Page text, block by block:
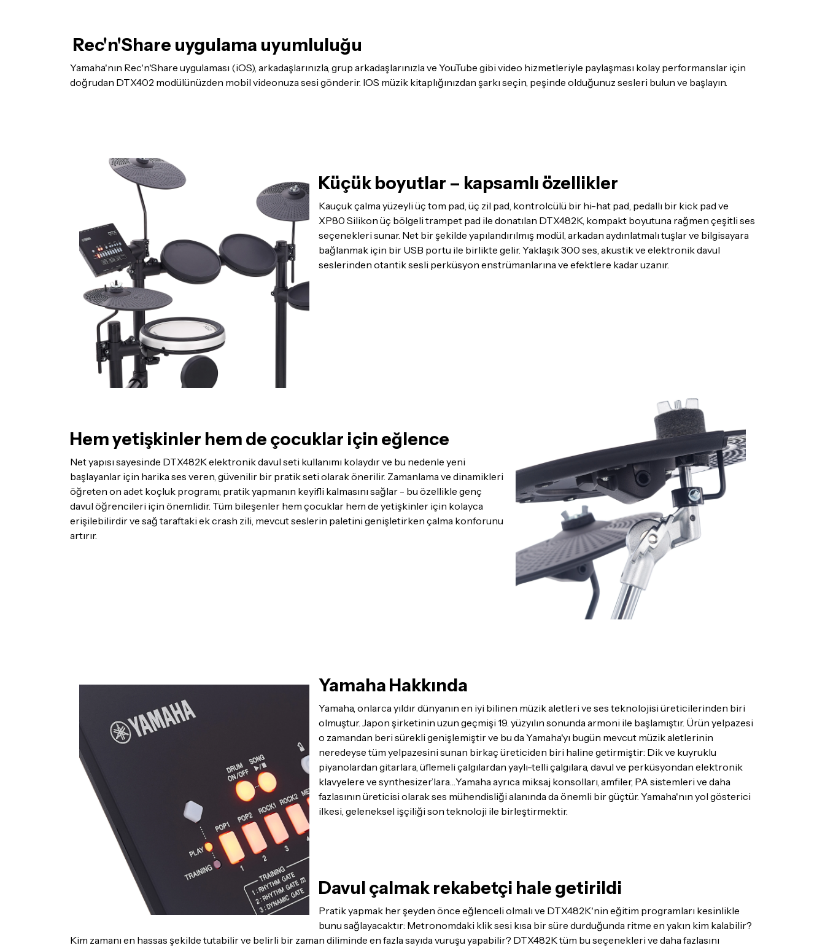
İade ve değişimi talep edilecek ürünün ticari vasfını yitirmemiş olması,
ambalajının korunmuş, aksesuar ve tüm ürün içeriğinin eksiksiz olması
Detaylar içintıklayınız
Rec'n'Share uygulama uyumluluğu
Yamaha'nın Rec'n'Share uygulaması (iOS), arkadaşlarınızla, grup arkadaşlarınızla ve YouTube gibi video hizmetleriyle paylaşması kolay performanslar için
doğrudan DTX402 modülünüzden mobil videonuza sesi gönderir. IOS müzik kitaplığınızdan şarkı seçin, peşinde olduğunuz sesleri bulun ve başlayın.
Küçük boyutlar – kapsamlı özellikler
Kauçuk çalma yüzeyli üç tom pad, üç zil pad, kontrolcülü bir hi-hat pad, pedallı bir kick pad ve
XP80 Silikon üç bölgeli trampet pad ile donatılan DTX482K, kompakt boyutuna rağmen çeşitli ses
seçenekleri sunar. Net bir şekilde yapılandırılmış modül, arkadan aydınlatmalı tuşlar ve bilgisayara
bağlanmak için bir USB portu ile birlikte gelir. Yaklaşık 300 ses, akustik ve elektronik davul
seslerinden otantik sesli perküsyon enstrümanlarına ve efektlere kadar uzanır.
Hem yetişkinler hem de çocuklar için eğlence
Net yapısı sayesinde DTX482K elektronik davul seti kullanımı kolaydır ve bu nedenle yeni
başlayanlar için harika ses veren, güvenilir bir pratik seti olarak önerilir. Zamanlama ve dinamikleri
öğreten on adet koçluk programı, pratik yapmanın keyifli kalmasını sağlar - bu özellikle genç
davul öğrencileri için önemlidir. Tüm bileşenler hem çocuklar hem de yetişkinler için kolayca
erişilebilirdir ve sağ taraftaki ek crash zili, mevcut seslerin paletini genişletirken çalma konforunu
artırır.
Yamaha Hakkında
Yamaha, onlarca yıldır dünyanın en iyi bilinen müzik aletleri ve ses teknolojisi üreticilerinden biri
olmuştur. Japon şirketinin uzun geçmişi 19. yüzyılın sonunda armoni ile başlamıştır. Ürün yelpazesi
o zamandan beri sürekli genişlemiştir ve bu da Yamaha'yı bugün mevcut müzik aletlerinin
neredeyse tüm yelpazesini sunan birkaç üreticiden biri haline getirmiştir: Dik ve kuyruklu
piyanolardan gitarlara, üflemeli çalgılardan yaylı-telli çalgılara, davul ve perküsyondan elektronik
klavyelere ve synthesizer’lara…Yamaha ayrıca miksaj konsolları, amfiler, PA sistemleri ve daha
fazlasının üreticisi olarak ses mühendisliği alanında da önemli bir güçtür. Yamaha'nın yol gösterici
ilkesi, geleneksel işçiliği son teknoloji ile birleştirmektir.
Davul çalmak rekabetçi hale getirildi
Pratik yapmak her şeyden önce eğlenceli olmalı ve DTX482K'nin eğitim programları kesinlikle
bunu sağlayacaktır: Metronomdaki klik sesi kısa bir süre durduğunda ritme en yakın kim kalabilir?
Kim zamanı en hassas şekilde tutabilir ve belirli bir zaman diliminde en fazla sayıda vuruşu yapabilir? DTX482K tüm bu seçenekleri ve daha fazlasını